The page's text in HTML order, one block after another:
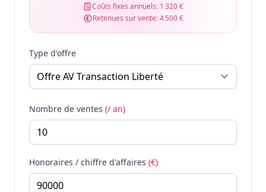
Coûts fixes annuels: 1 320 €
Retenues sur vente:4 500 €
Type d'offre
Nombre de ventes (/ an)
Honoraires / chiffre d'affaires (€)